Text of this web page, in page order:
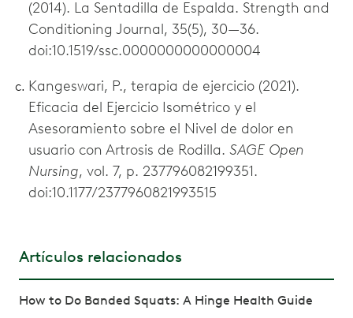
(2014). La Sentadilla de Espalda. Strength and
Conditioning Journal, 35(5), 30—36.
doi:10.1519/ssc.0000000000000004
Kangeswari, P., terapia de ejercicio (2021).
Eficacia del Ejercicio Isométrico y el
Asesoramiento sobre el Nivel de dolor en
usuario con Artrosis de Rodilla. SAGE Open
Nursing, vol. 7, p. 237796082199351.
doi:10.1177/2377960821993515
Artículos relacionados
How to Do Banded Squats: A Hinge Health Guide